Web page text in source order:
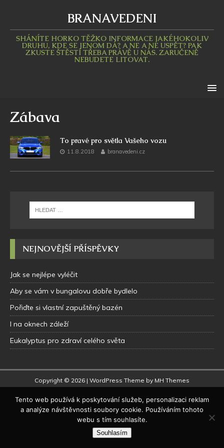
BRANAVEDENI
SHÁNÍTE HORKO TĚŽKO INFORMACE JAKÉHOKOLIV
DRUHU, KDE SE JENOM DÁ? A NE A NE USPĚT? PAK
ZKUSTE ŠTĚSTÍ TŘEBA PRÁVĚ U NÁS. ZARUČENĚ
NEBUDETE LITOVAT.
Zábava
To pravé pro světla Vašeho vozu
11.8.2018 branavedeni.cz
NEJNOVĚJŠÍ PŘÍSPĚVKY
Jak se nejlépe vyléčit
Aby se vám v bungalovu dobře bydlelo
Pořiďte si vlastní zapuštěný bazén
I na oknech záleží
Eukalyptus pro zdraví celého světa
Copyright © 2026 | WordPress Theme by MH Themes
Tento web používá k poskytování služeb, personalizaci reklam
a analýze návštěvnosti soubory cookie. Používáním tohoto
webu s tím souhlasíte.
Souhlasím